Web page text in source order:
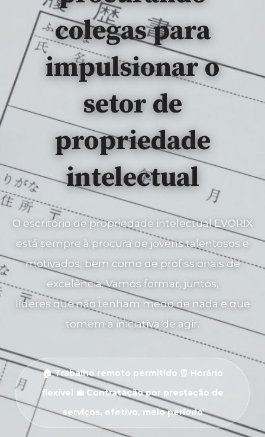
colegas para
impulsionar o
setor de
propriedade
intelectual
O escritório de propriedade intelectual EVORIX
está sempre à procura de jovens talentosos e
motivados, bem como de profissionais de
excelência. Vamos formar, juntos,
líderes que não tenham medo de nada e que
tomem a iniciativa de agir.
🏠 Trabalho remoto permitido ⏰ Horário
flexível 💼 Contratação por prestação de
serviços, efetivo, meio período